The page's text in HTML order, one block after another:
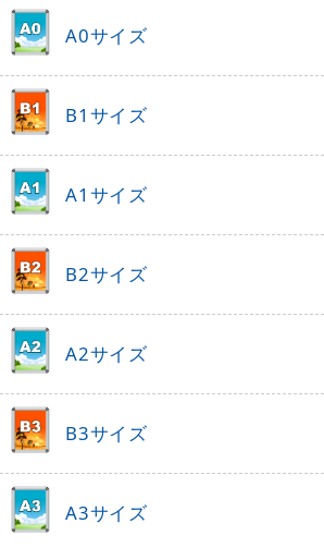
A0サイズ
B1サイズ
A1サイズ
B2サイズ
A2サイズ
B3サイズ
A3サイズ